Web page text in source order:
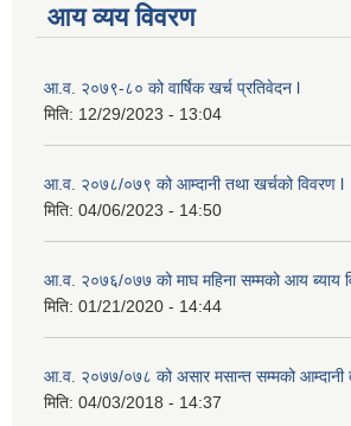
आय व्यय विवरण
आ.व. २०७९-८० को वार्षिक खर्च प्रतिवेदन l
मिति: 12/29/2023 - 13:04
आ.व. २०७८/०७९ को आम्दानी तथा खर्चको विवरण l
मिति: 04/06/2023 - 14:50
आ.व. २०७६/०७७ को माघ महिना सम्मको आय ब्याय
मिति: 01/21/2020 - 14:44
आ.व. २०७७/०७८ को असार मसान्त सम्मको आम्दानी
मिति: 04/03/2018 - 14:37